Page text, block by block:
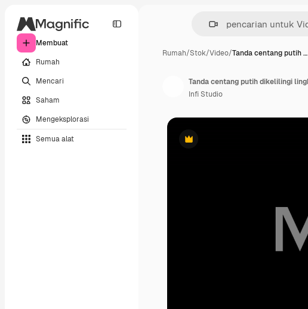
Membuat
Rumah
Mencari
Saham
Mengeksplorasi
Semua alat
Rumah/Stok/Video/Tanda centang putih …
Premium
Infi Studio